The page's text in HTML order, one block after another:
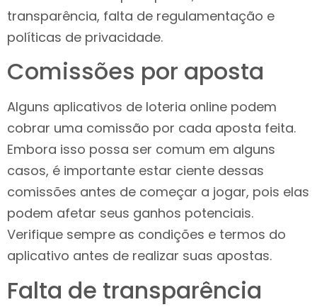
transparência, falta de regulamentação e
políticas de privacidade.
Comissões por aposta
Alguns aplicativos de loteria online podem
cobrar uma comissão por cada aposta feita.
Embora isso possa ser comum em alguns
casos, é importante estar ciente dessas
comissões antes de começar a jogar, pois elas
podem afetar seus ganhos potenciais.
Verifique sempre as condições e termos do
aplicativo antes de realizar suas apostas.
Falta de transparência